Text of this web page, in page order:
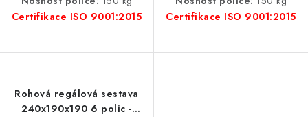
Certifikace ISO 9001:2015
Certifikace ISO 9001:2015
Rohová regálová sestava
240x190x190 6 polic -